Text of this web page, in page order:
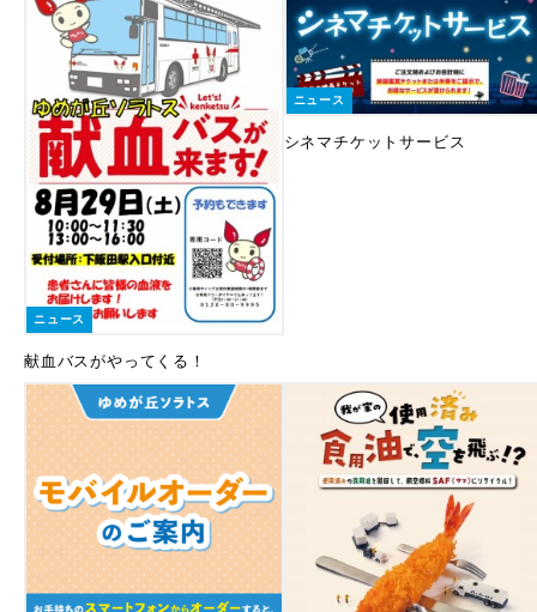
ニュース
献血バスがやってくる！
ニュース
シネマチケットサービス